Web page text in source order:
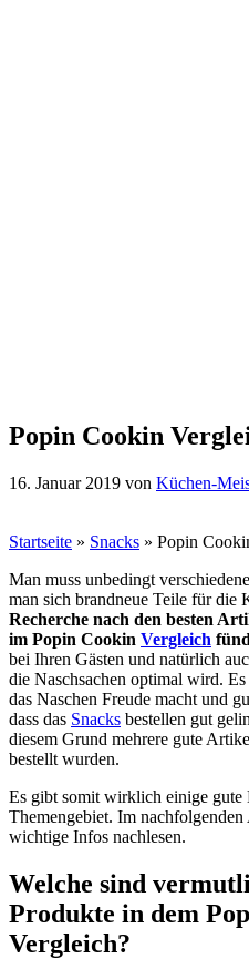
Popin Cookin
16. Januar 2019 von Küchen-
Startseite » Snacks » Popin
Man muss unbedingt
man sich brandneue Teile für die
Recherche nach den besten
im Popin Cookin Vergleich
bei Ihren Gästen und natürlich
die Naschsachen optimal wird.
das Naschen Freude macht und
dass das Snacks bestellen gut
diesem Grund mehrere gute
bestellt wurden.
Es gibt somit wirklich einige gute
Themengebiet. Im
wichtige Infos nachlesen.
Welche sind
Produkte in dem
Vergleich?